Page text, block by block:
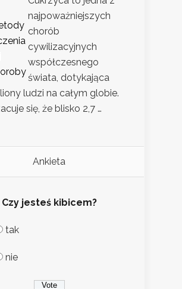
najpoważniejszych
chorób
cywilizacyjnych
współczesnego
świata, dotykająca
ludzi na całym globie.
się, że blisko 2,7 …
Ankieta
Czy jesteś kibicem?
tak
nie